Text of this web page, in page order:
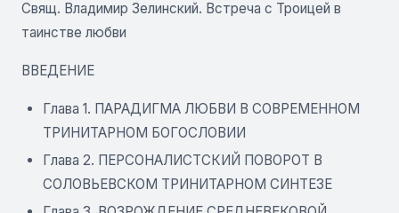
Свящ. Владимир Зелинский. Встреча с Троицей в
таинстве любви
ВВЕДЕНИЕ
Глава 1. ПАРАДИГМА ЛЮБВИ В СОВРЕМЕННОМ
ТРИНИТАРНОМ БОГОСЛОВИИ
Глава 2. ПЕРСОНАЛИСТСКИЙ ПОВОРОТ В
СОЛОВЬЕВСКОМ ТРИНИТАРНОМ СИНТЕЗЕ